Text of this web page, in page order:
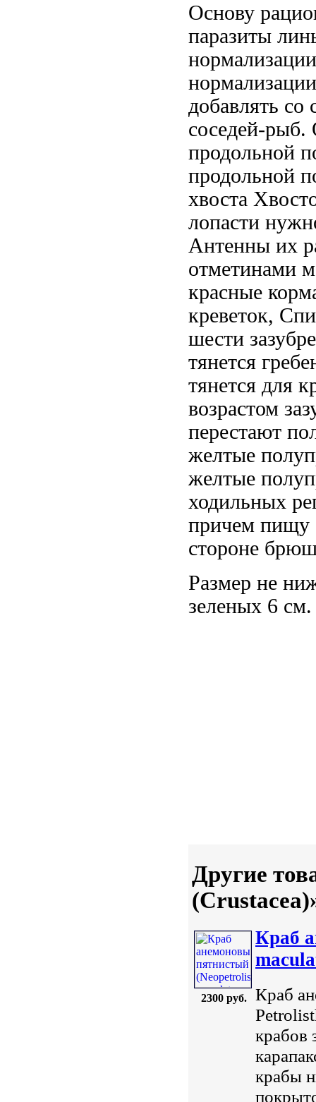
Основу
паразиты
добавлять со
соседей-
продольной
продольной
хвоста
лопасти
Антенны их
отметинами
красные
креветок,
шести
тянется
тянется для
возрастом
перестают
желтые
желтые
ходильных
причем пищу
стороне
Размер не
зеленых 6
Другие
2300 руб.
Краб
Краб
крабов
крабы